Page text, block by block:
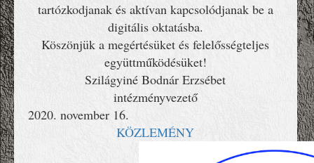
tartózkodjanak és aktívan kapcsolódjanak be a
digitális oktatásba.
Köszönjük a megértésüket és felelősségteljes
együttműködésüket!
Szilágyiné Bodnár Erzsébet
intézményvezető
2020. november 16.
KÖZLEMÉNY